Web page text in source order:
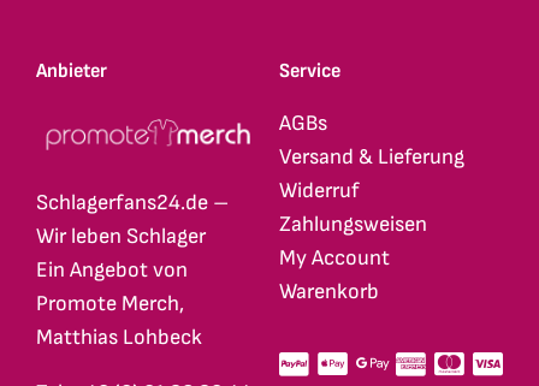
Anbieter
Schlagerfans24.de –
Wir leben Schlager
Ein Angebot von
Promote Merch,
Matthias Lohbeck
Service
AGBs
Versand & Lieferung
Widerruf
Zahlungsweisen
My Account
Warenkorb